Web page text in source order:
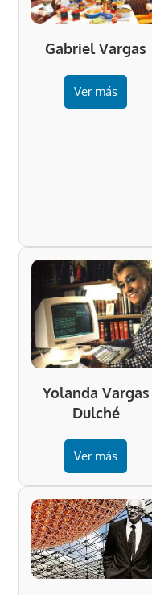
Gabriel Vargas
Ver más
Yolanda Vargas
Dulché
Ver más